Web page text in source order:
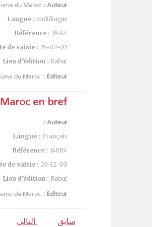
Auteur :
du Maroc
Langue : multilingue
Référence : 16744
de saisie : 25-02-03
Lieu d’édition : Rabat
Éditeur :
du Maroc
en bref
Auteur :
Langue : Français
Référence : 14884
de saisie : 29-12-99
Lieu d’édition : Rabat
Éditeur :
du Maroc
سابق
التالي